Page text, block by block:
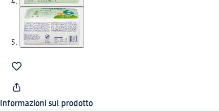
Informazioni sul prodotto